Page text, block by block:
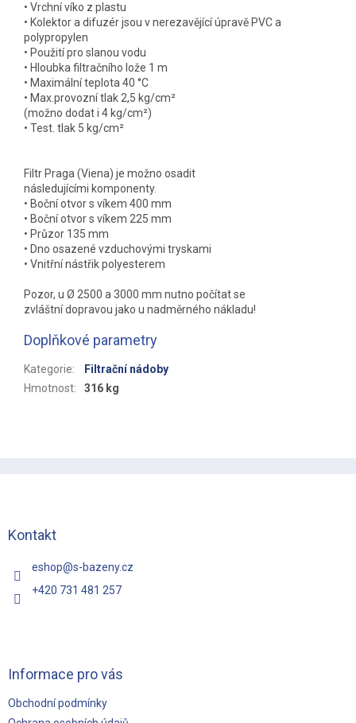
• Vrchní víko z plastu
• Kolektor a difuzér jsou v nerezavějící úpravě PVC a
polypropylen
• Použití pro slanou vodu
• Hloubka filtračního lože 1 m
• Maximální teplota 40 °C
• Max.provozní tlak 2,5 kg/cm²
(možno dodat i 4 kg/cm²)
• Test. tlak 5 kg/cm²
Filtr Praga (Viena) je možno osadit
následujícími komponenty.
• Boční otvor s víkem 400 mm
• Boční otvor s víkem 225 mm
• Průzor 135 mm
• Dno osazené vzduchovými tryskami
• Vnitřní nástřik polyesterem
Pozor, u Ø 2500 a 3000 mm nutno počítat se
zvláštní dopravou jako u nadměrného nákladu!
Doplňkové parametry
Kategorie:
Filtrační nádoby
Hmotnost: 316 kg
Kontakt
eshop@s-bazeny.cz
+420 731 481 257
Informace pro vás
Obchodní podmínky